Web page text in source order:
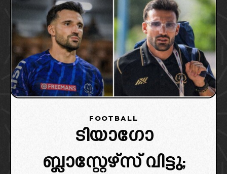
FOOTBALL
ടിയാഗോ
ബ്ലാസ്റ്റേഴ്‌സ് വിട്ടു;